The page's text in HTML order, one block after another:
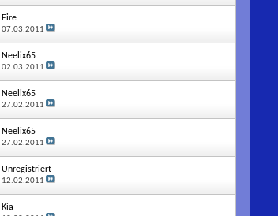
Fire
07.03.2011
Neelix65
02.03.2011
Neelix65
27.02.2011
Neelix65
27.02.2011
Unregistriert
12.02.2011
Kia